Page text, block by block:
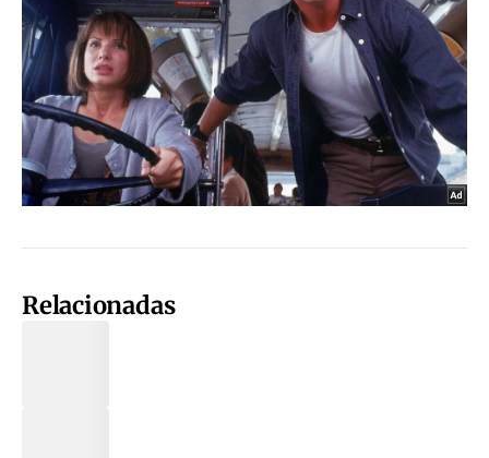
Relacionadas